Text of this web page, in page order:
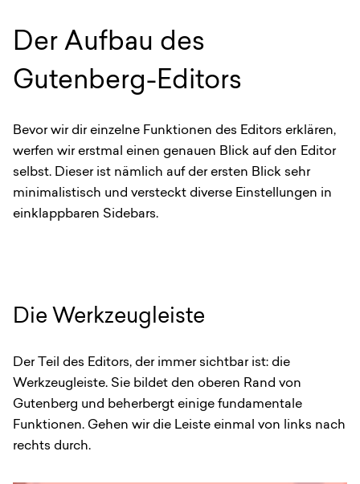
Der Aufbau des
Gutenberg-Editors
Bevor wir dir einzelne Funktionen des Editors erklären,
werfen wir erstmal einen genauen Blick auf den Editor
selbst. Dieser ist nämlich auf der ersten Blick sehr
minimalistisch und versteckt diverse Einstellungen in
einklappbaren Sidebars.
Die Werkzeugleiste
Der Teil des Editors, der immer sichtbar ist: die
Werkzeugleiste. Sie bildet den oberen Rand von
Gutenberg und beherbergt einige fundamentale
Funktionen. Gehen wir die Leiste einmal von links nach
rechts durch.